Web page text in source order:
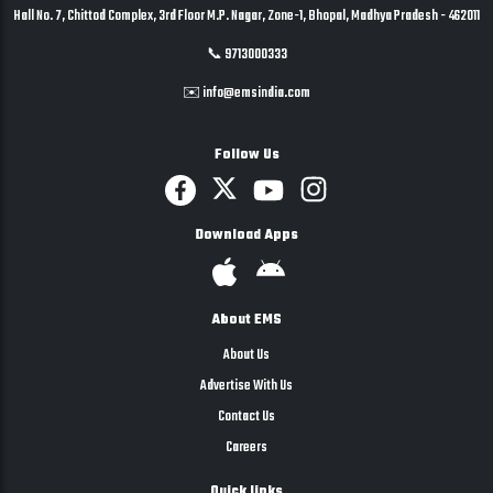
Hall No. 7, Chittod Complex, 3rd Floor M.P. Nagar, Zone-1, Bhopal, Madhya Pradesh - 462011
📞 9713000333
✉️ info@emsindia.com
Follow Us
Download Apps
About EMS
About Us
Advertise With Us
Contact Us
Careers